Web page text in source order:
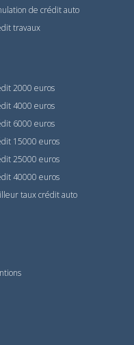
de crédit auto
travaux
2000 euros
4000 euros
6000 euros
15000 euros
25000 euros
40000 euros
taux crédit auto